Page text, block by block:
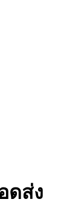
ดส่ง